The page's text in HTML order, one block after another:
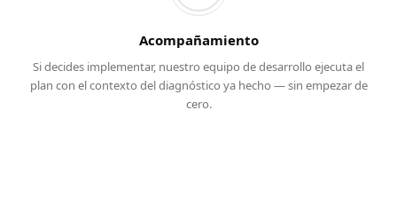
Acompañamiento
Si decides implementar, nuestro equipo de desarrollo ejecuta el
plan con el contexto del diagnóstico ya hecho — sin empezar de
cero.